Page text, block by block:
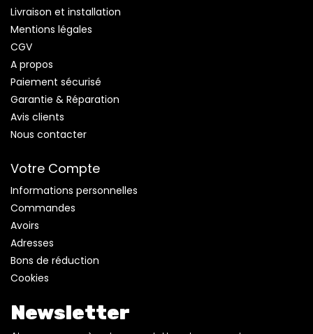
Livraison et installation
Mentions légales
CGV
A propos
Paiement sécurisé
Garantie & Réparation
Avis clients
Nous contacter
Votre Compte
Informations personnelles
Commandes
Avoirs
Adresses
Bons de réduction
Cookies
Newsletter